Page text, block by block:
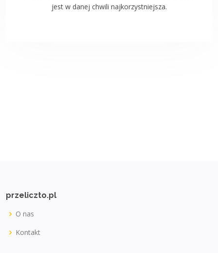
jest w danej chwili najkorzystniejsza.
przeliczto.pl
O nas
Kontakt